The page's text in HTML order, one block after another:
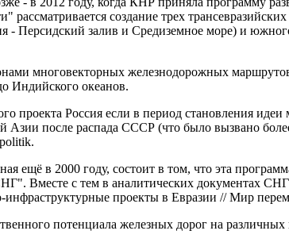
создание трех
- Персидский залив и Средиземное море) и
многовекторных железнодорожных
Индийского океанов.
проекта Россия если в период становления
после распада СССР (что было вызвано
в 2000 году, состоит в том, что эта
Bместе с тем в аналитических документах
проекты в Евразии // Мир
потенциала железных дорог на